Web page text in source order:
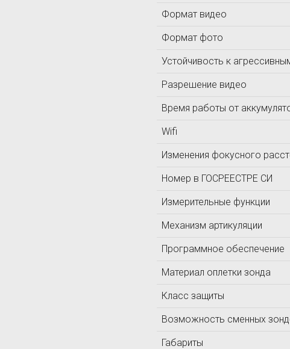
Формат видео
Формат фото
Устойчивость к
Разрешение видео
Время работы от
Wifi
Изменения фокусного
Номер в ГОСРЕЕСТРЕ СИ
Измерительные функции
Механизм артикуляции
Программное обеспечение
Материал оплетки зонда
Класс защиты
Возможность сменных
Габариты